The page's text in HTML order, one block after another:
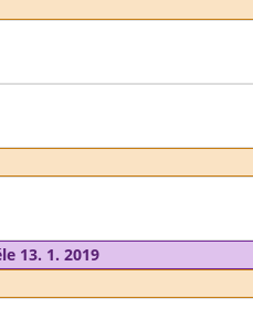
13. 1. 2019